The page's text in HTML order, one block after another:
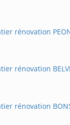
rénovation
rénovation
rénovation